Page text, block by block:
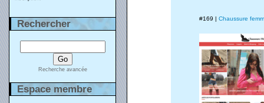
Rechercher
Recherche avancée
Espace membre
#169 | Chaussure